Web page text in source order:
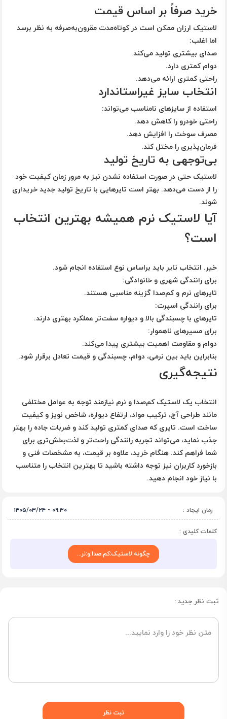
خرید صرفاً بر اساس قیمت
لاستیک ارزان ممکن است در کوتاه‌مدت مقرون‌به‌صرفه به نظر برسد
اما اغلب:
صدای بیشتری تولید می‌کند.
دوام کمتری دارد.
راحتی کمتری ارائه می‌دهد.
انتخاب سایز غیراستاندارد
استفاده از سایزهای نامناسب می‌تواند:
راحتی خودرو را کاهش دهد.
مصرف سوخت را افزایش دهد.
فرمان‌پذیری را مختل کند.
بی‌توجهی به تاریخ تولید
لاستیک حتی در صورت استفاده نشدن نیز به مرور زمان کیفیت خود
را از دست می‌دهد. بهتر است تایرهایی با تاریخ تولید جدید خریداری
شوند.
آیا لاستیک نرم همیشه بهترین انتخاب
است؟
خیر. انتخاب تایر باید براساس نوع استفاده انجام شود.
برای رانندگی شهری و خانوادگی:
تایرهای نرم و کم‌صدا گزینه مناسبی هستند.
برای رانندگی اسپرت:
تایرهای با چسبندگی بالا و دیواره سفت‌تر عملکرد بهتری دارند.
برای مسیرهای ناهموار:
دوام و مقاومت اهمیت بیشتری پیدا می‌کند.
بنابراین باید بین نرمی، دوام، چسبندگی و قیمت تعادل برقرار شود.
نتیجه‌گیری
انتخاب یک لاستیک کم‌صدا و نرم نیازمند توجه به عوامل مختلفی
مانند طراحی آج، ترکیب مواد، ارتفاع دیواره، شاخص نویز و کیفیت
ساخت است. تایری که صدای کمتری تولید کند و ضربات جاده را بهتر
جذب نماید، می‌تواند تجربه رانندگی راحت‌تر و لذت‌بخش‌تری برای
شما فراهم کند. هنگام خرید، علاوه بر قیمت، به مشخصات فنی و
بازخورد کاربران نیز توجه داشته باشید تا بهترین انتخاب را متناسب
با نیاز خود انجام دهید.
زمان ایجاد :
۰۹:۳۰ - ۱۴۰۵/۰۳/۲۴
کلمات کلیدی :
چگونه:لاستیک:کم‌:صدا:و:نر...
ثبت نظر جدید :